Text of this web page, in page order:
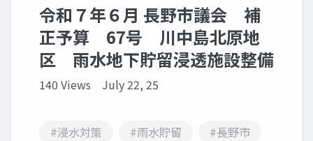
令和７年６月 長野市議会 補
正予算 67号 川中島北原地
区 雨水地下貯留浸透施設整備
140 Views July 22, 25
#浸水対策 #雨水貯留
#長野市